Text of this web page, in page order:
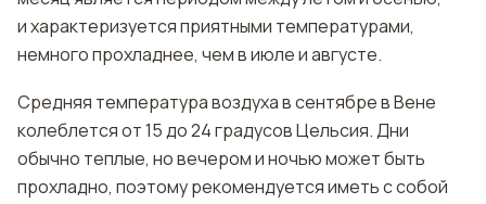
и характеризуется приятными температурами,
немного прохладнее, чем в июле и августе.
Средняя температура воздуха в сентябре в Вене
колеблется от 15 до 24 градусов Цельсия. Дни
обычно теплые, но вечером и ночью может быть
прохладно, поэтому рекомендуется иметь с собой